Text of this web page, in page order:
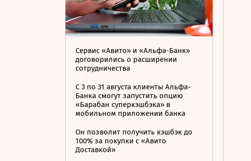
Сервис «Авито» и «Альфа-Банк»
договорились о расширении
сотрудничества
С 3 по 31 августа клиенты Альфа-
Банка смогут запустить опцию
«Барабан суперкэшбэка» в
мобильном приложении банка
Он позволит получить кэшбэк до
100% за покупки с «Авито
Доставкой»